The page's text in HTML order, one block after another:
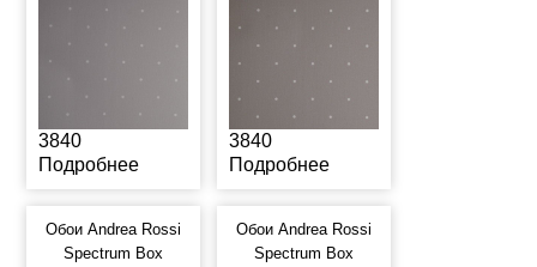
3840
Подробнее
3840
Подробнее
Обои Andrea Rossi
Spectrum Box
Обои Andrea Rossi
Spectrum Box